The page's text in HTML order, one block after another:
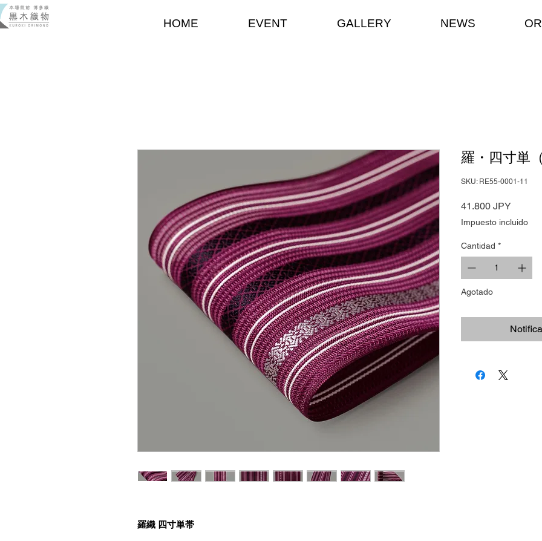
HOME EVENT GALLERY NEWS
羅織 四寸単帯
羅・四寸単
SKU: RE55-0001-11
41.800 JPYPrecio
Impuesto incluido
Cantidad *
Agotado